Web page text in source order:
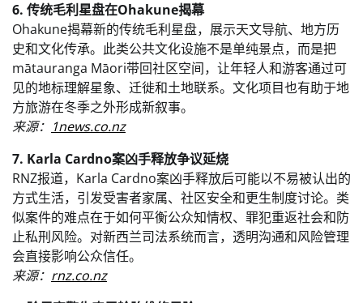
6. 传统毛利星盘在Ohakune揭幕
Ohakune揭幕新的传统毛利星盘，展示天文导航、地方历
史和文化传承。此类公共文化设施不是单纯景点，而是把
mātauranga Māori带回社区空间，让年轻人和游客通过可
见的地标理解星象、迁徙和土地联系。文化项目也有助于地
方旅游在冬季之外形成新叙事。
来源： 1news.co.nz
7. Karla Cardno案凶手释放争议延烧
RNZ报道，Karla Cardno案凶手释放后可能以不易被认出的
方式生活，引发受害者家属、社区安全和更生制度讨论。类
似案件的难点在于如何平衡公众知情权、罪犯重返社会和防
止私刑风险。对新西兰司法系统而言，透明沟通和风险管理
会直接影响公众信任。
来源： rnz.co.nz